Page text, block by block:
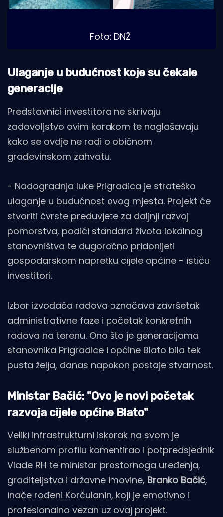
Foto: DNŽ
Ulaganje u budućnost koje su čekale
generacije
Predstavnici investitora ne skrivaju
zadovoljstvo ovim korakom te naglašavaju
kako se ovdje ne radi o običnom
građevinskom zahvatu.
- Nadogradnja luke Prigradica je strateško
ulaganje u budućnost ovog mjesta. Projekt će
stvoriti čvrste preduvjete za daljnji razvoj
pomorstva, podići standard života lokalnog
stanovništva te dugoročno pridonijeti
gospodarskom napretku cijele općine - ističu
investitori.
Izbor izvođača radova označava završetak
administrativne faze i početak konkretnih
radova na terenu. Ono što je generacijama
stanovnika Prigradice i općine Blato bila tek
pusta želja, danas napokon postaje stvarnost.
Ministar Bačić: "Ovo je novi početak
razvoja cijele općine Blato"
Veliki infrastrukturni iskorak na svom je
službenom profilu komentirao i potpredsjednik
Vlade RH te ministar prostornoga uređenja,
graditeljstva i državne imovine, Branko Bačić,
inače rođeni Korčulanin, koji je emotivno i
profesionalno vezan uz ovaj projekt.